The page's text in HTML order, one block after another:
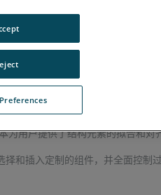
DistToPlan的自動CAD
用户提供了结构元素的拟合和对
和插入定制的组件，并全面控制